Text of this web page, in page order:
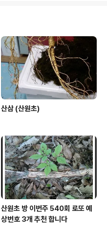
산삼 (산원초)
산원초 방 이번주 540회 로또 예
상번호 3개 추천 합니다